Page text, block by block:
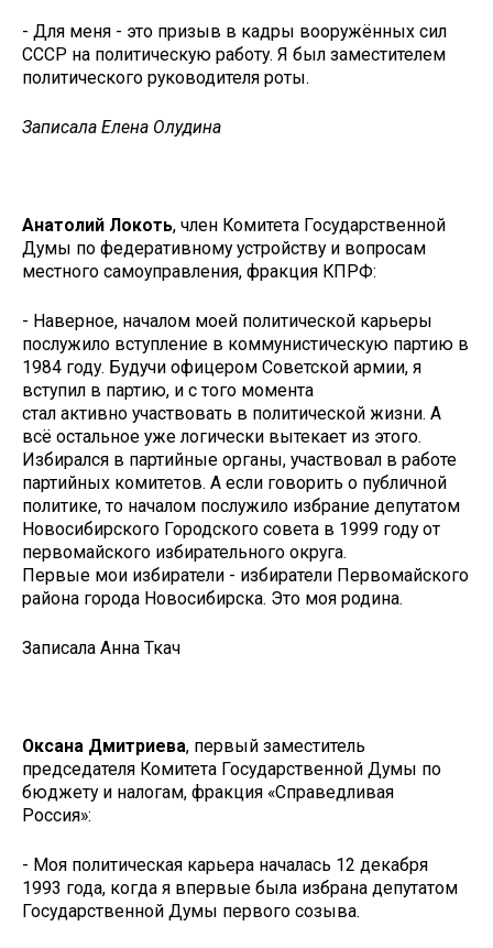
- Для меня - это призыв в кадры вооружённых сил
СССР на политическую работу. Я был заместителем
политического руководителя роты.
Записала Елена Олудина
Анатолий Локоть, член Комитета Государственной
Думы по федеративному устройству и вопросам
местного самоуправления, фракция КПРФ:
- Наверное, началом моей политической карьеры
послужило вступление в коммунистическую партию в
1984 году. Будучи офицером Советской армии, я
вступил в партию, и с того момента
стал активно участвовать в политической жизни. А
всё остальное уже логически вытекает из этого.
Избирался в партийные органы, участвовал в работе
партийных комитетов. А если говорить о публичной
политике, то началом послужило избрание депутатом
Новосибирского Городского совета в 1999 году от
первомайского избирательного округа.
Первые мои избиратели - избиратели Первомайского
района города Новосибирска. Это моя родина.
Записала Анна Ткач
Оксана Дмитриева, первый заместитель
председателя Комитета Государственной Думы по
бюджету и налогам, фракция «Справедливая
Россия»:
- Моя политическая карьера началась 12 декабря
1993 года, когда я впервые была избрана депутатом
Государственной Думы первого созыва.